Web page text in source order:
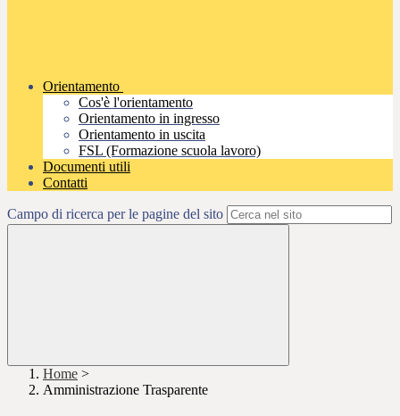
Orientamento
Cos'è l'orientamento
Orientamento in ingresso
Orientamento in uscita
FSL (Formazione scuola lavoro)
Documenti utili
Contatti
Campo di ricerca per le pagine del sito
Home >
Amministrazione Trasparente